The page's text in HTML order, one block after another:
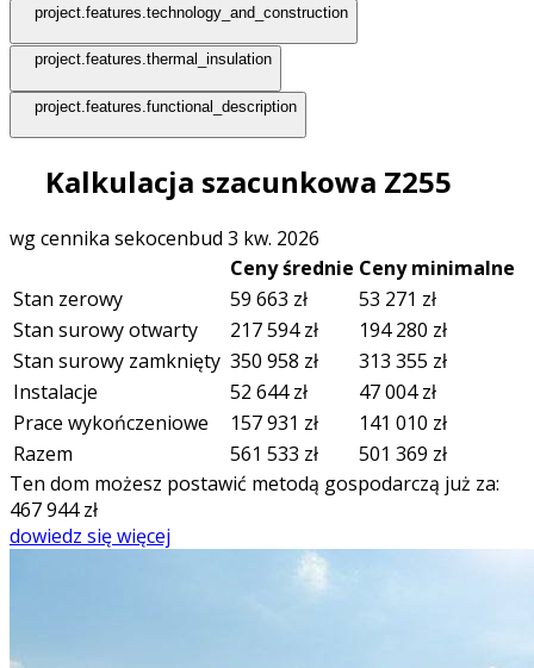
project.features.technology_and_construction
project.features.thermal_insulation
project.features.functional_description
Kalkulacja szacunkowa Z255
wg cennika sekocenbud 3 kw. 2026
Ceny średnie Ceny minimalne
Stan zerowy
59 663 zł 53 271 zł
Stan surowy otwarty
217 594zł 194 280 zł
Stan surowy zamknięty 350 958 zł 313 355 zł
Instalacje
52 644zł 47 004zł
Prace wykończeniowe
157 931 zł 141 010 zł
Razem
561 533 zł 501 369 zł
Ten dom możesz postawić metodą gospodarczą już za:
467 944zł
dowiedz się więcej